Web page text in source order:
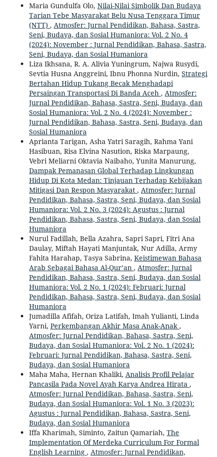
Maria Gundulfa Olo, Nilai-Nilai Simbolik Dan Budaya
Tarian Tebe Masyarakat Belu Nusa Tenggara Timur
(NTT) , Atmosfer: Jurnal Pendidikan, Bahasa, Sastra,
Seni, Budaya, dan Sosial Humaniora: Vol. 2 No. 4
(2024): November : Jurnal Pendidikan, Bahasa, Sastra,
Seni, Budaya, dan Sosial Humaniora
Liza Ikhsana, R. A. Alivia Yuningrum, Najwa Rusydi,
Sevtia Husna Anggreini, Ibnu Phonna Nurdin, Strategi
Bertahan Hidup Tukang Becak Menghadapi
Persaingan Transportasi Di Banda Aceh , Atmosfer:
Jurnal Pendidikan, Bahasa, Sastra, Seni, Budaya, dan
Sosial Humaniora: Vol. 2 No. 4 (2024): November :
Jurnal Pendidikan, Bahasa, Sastra, Seni, Budaya, dan
Sosial Humaniora
Aprianta Tarigan, Asha Yatri Saragih, Rahma Yani
Hasibuan, Risa Elvina Nasution, Riska Marpaung,
Vebri Meliarni Oktavia Naibaho, Yunita Manurung,
Dampak Pemanasan Global Terhadap Lingkungan
Hidup Di Kota Medan: Tinjauan Terhadap Kebijakan
Mitigasi Dan Respon Masyarakat , Atmosfer: Jurnal
Pendidikan, Bahasa, Sastra, Seni, Budaya, dan Sosial
Humaniora: Vol. 2 No. 3 (2024): Agustus : Jurnal
Pendidikan, Bahasa, Sastra, Seni, Budaya, dan Sosial
Humaniora
Nurul Fadillah, Bella Azahra, Sapri Sapri, Fitri Ana
Daulay, Miftah Hayati Manjuntak, Nur Adilla, Army
Fahita Harahap, Tasya Sabrina, Keistimewan Bahasa
Arab Sebagai Bahasa Al-Qur’an , Atmosfer: Jurnal
Pendidikan, Bahasa, Sastra, Seni, Budaya, dan Sosial
Humaniora: Vol. 2 No. 1 (2024): Februari: Jurnal
Pendidikan, Bahasa, Sastra, Seni, Budaya, dan Sosial
Humaniora
Jumadilla Afifah, Oriza Latifah, Imah Yulianti, Linda
Yarni, Perkembangan Akhir Masa Anak-Anak ,
Atmosfer: Jurnal Pendidikan, Bahasa, Sastra, Seni,
Budaya, dan Sosial Humaniora: Vol. 2 No. 1 (2024):
Februari: Jurnal Pendidikan, Bahasa, Sastra, Seni,
Budaya, dan Sosial Humaniora
Maha Maha, Hernan Khaliki, Analisis Profil Pelajar
Pancasila Pada Novel Ayah Karya Andrea Hirata ,
Atmosfer: Jurnal Pendidikan, Bahasa, Sastra, Seni,
Budaya, dan Sosial Humaniora: Vol. 1 No. 3 (2023):
Agustus : Jurnal Pendidikan, Bahasa, Sastra, Seni,
Budaya, dan Sosial Humaniora
Iffa Kharimah, Siminto, Zaitun Qamariah, The
Implementation Of Merdeka Curriculum For Formal
English Learning , Atmosfer: Jurnal Pendidikan,